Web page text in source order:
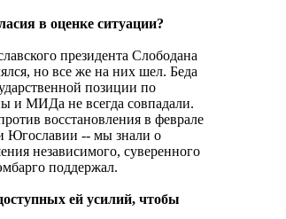
в оценке ситуации?
президента Слободана
но все же на них шел. Беда
позиции по
и МИДа не всегда совпадали.
восстановления в феврале
Югославии -- мы знали о
независимого, суверенного
поддержал.
ей усилий, чтобы